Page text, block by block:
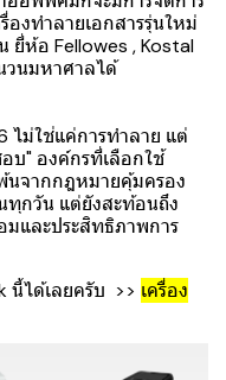
องทำลายเอกสารรุ่นใหม่
ยี่ห้อ Fellowes , Kostal
วนมหาศาลได้
ไม่ใช่แค่การทำลาย แต่
บ" องค์กรที่เลือกใช้
นจากกฎหมายคุ้มครอง
ทุกวัน แต่ยังสะท้อนถึง
และประสิทธิภาพการ
นี้ได้เลยครับ >> เครื่อง